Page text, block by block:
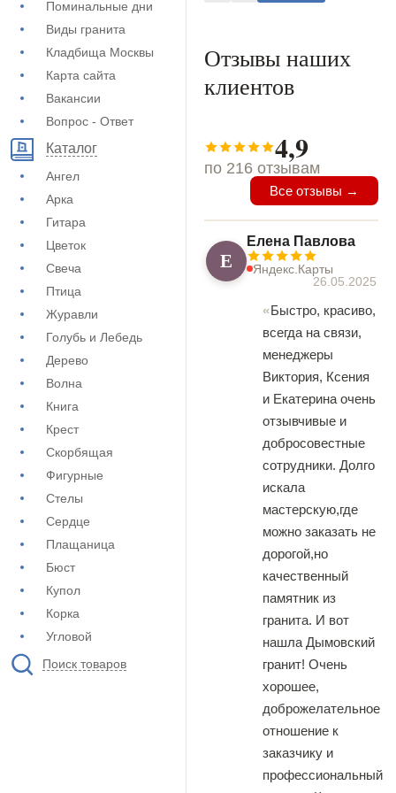
Поминальные дни
Виды гранита
Кладбища Москвы
Карта сайта
Вакансии
Вопрос - Ответ
Каталог
Ангел
Арка
Гитара
Цветок
Свеча
Птица
Журавли
Голубь и Лебедь
Дерево
Волна
Книга
Крест
Скорбящая
Фигурные
Стелы
Сердце
Плащаница
Бюст
Купол
Корка
Угловой
Поиск товаров
Отзывы наших
клиентов
4,9
по 216 отзывам
Все отзывы →
Е
Елена Павлова
Яндекс.Карты
26.05.2025
Быстро, красиво,
всегда на связи,
менеджеры
Виктория, Ксения
и Екатерина очень
отзывчивые и
добросовестные
сотрудники. Долго
искала
мастерскую,где
можно заказать не
дорогой,но
качественный
памятник из
гранита. И вот
нашла Дымовский
гранит! Очень
хорошее,
доброжелательное
отношение к
заказчику и
профессиональный